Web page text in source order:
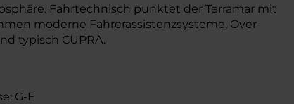
Fahrtechnisch punktet der Terramar mit
moderne Fahrerassistenzsysteme, Over-
typisch CUPRA.
G-E